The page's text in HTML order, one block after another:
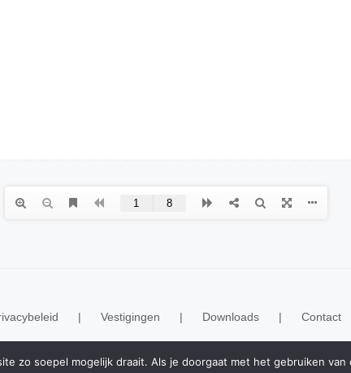
Vestigingen Downloads Contact
zo soepel mogelijk draait. Als je doorgaat met het gebruiken